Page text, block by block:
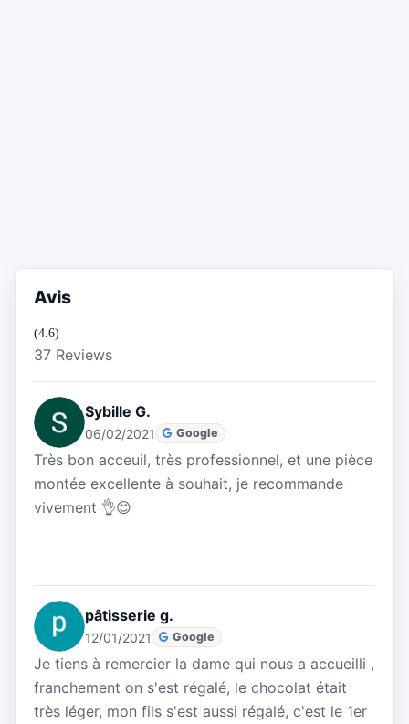
Avis
(4.6)
37 Reviews
Sybille G.
06/02/2021 Google
Très bon acceuil, très professionnel, et une pièce
montée excellente à souhait, je recommande
vivement 👌😊
pâtisserie g.
12/01/2021 Google
Je tiens à remercier la dame qui nous a accueilli ,
franchement on s'est régalé, le chocolat était
très léger, mon fils s'est aussi régalé, c'est le 1er